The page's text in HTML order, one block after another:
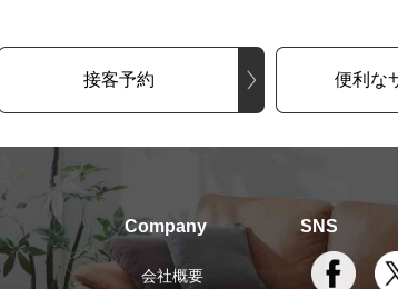
接客予約 便利な
Company
会社概要
SNS